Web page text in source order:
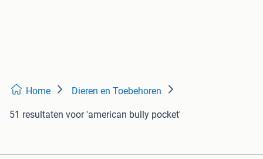
Home Dieren en Toebehoren
51 resultaten voor 'american bully pocket'